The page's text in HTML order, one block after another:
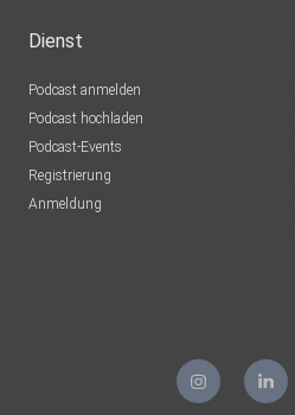
Dienst
Podcast anmelden
Podcast hochladen
Podcast-Events
Registrierung
Anmeldung